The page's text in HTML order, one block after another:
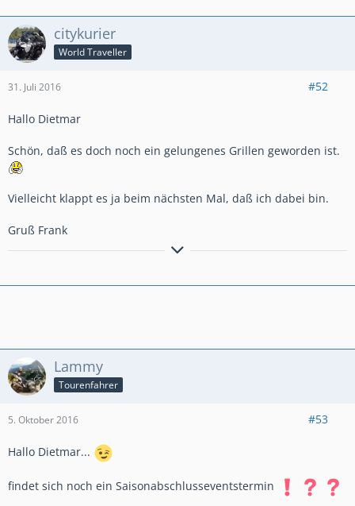
citykurier
World Traveller
31. Juli 2016 #52
Hallo Dietmar
Schön, daß es doch noch ein gelungenes Grillen geworden ist.
Vielleicht klappt es ja beim nächsten Mal, daß ich dabei bin.
Gruß Frank
´15er Crosstourer DCT,Honda-Koffersatz, Ermax-
xStream-Werkzeugtasche, lights4all-Rauchglas-Rücklicht,SW-
Lammy
Tourenfahrer
5. Oktober 2016 #53
Hallo Dietmar...
findet sich noch ein Saisonabschlusseventstermin